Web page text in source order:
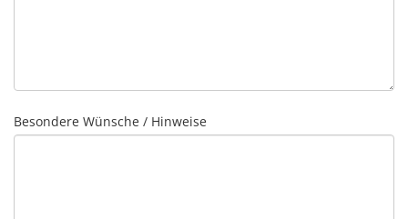
Besondere Wünsche / Hinweise